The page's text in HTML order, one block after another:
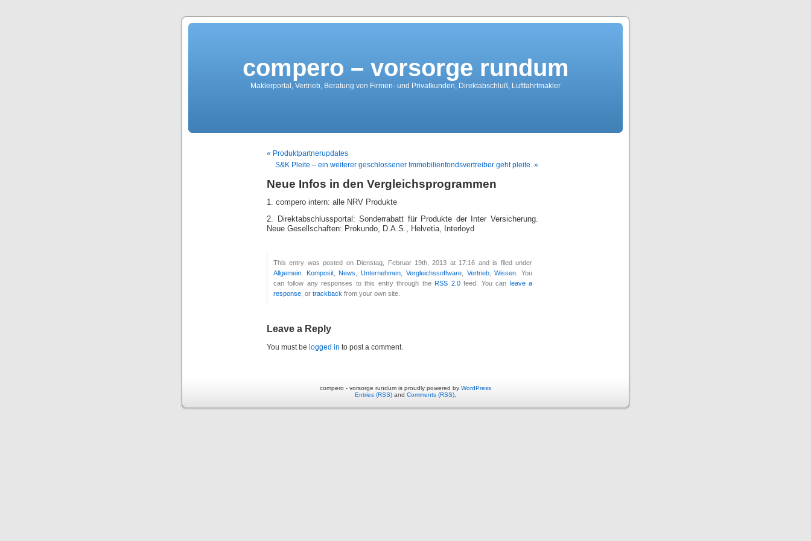
compero – vorsorge rundum
Maklerportal, Vertrieb, Beratung von Firmen- und Privatkunden, Direktabschluß, Luftfahrtmakler
« Produktpartnerupdates
S&K Pleite – ein weiterer geschlossener Immobilienfondsvertreiber geht pleite. »
Neue Infos in den Vergleichsprogrammen
1. compero intern: alle NRV Produkte
2. Direktabschlussportal: Sonderrabatt für Produkte der Inter Versicherung.
Neue Gesellschaften: Prokundo, D.A.S., Helvetia, Interloyd
This entry was posted on Dienstag, Februar 19th, 2013 at 17:16 and is filed under
Allgemein
Komposit,News ,Unternehmen Vergleichssoftware, Vertrieb,Wissen . You
can follow any responses to this entry through theRSS 2.0feed. You can leave a
response , or trackback from your own site.
Leave a Reply
You must be logged in to post a comment.
compero - vorsorge rundum is proudly powered by WordPress
Entries (RSS) and Comments (RSS)